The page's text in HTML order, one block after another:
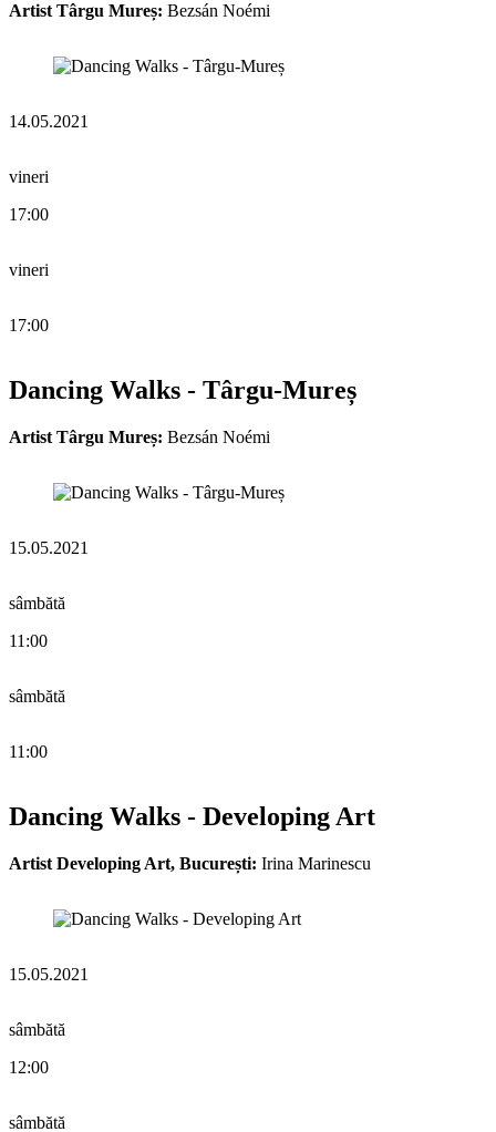
Artist Târgu Mureș: Bezsán Noémi
14.05.2021
vineri
17:00
vineri
17:00
Dancing Walks - Târgu-Mureș
Artist Târgu Mureș: Bezsán Noémi
15.05.2021
sâmbătă
11:00
sâmbătă
11:00
Dancing Walks - Developing Art
Artist Developing Art, București: Irina Marinescu
15.05.2021
sâmbătă
12:00
sâmbătă